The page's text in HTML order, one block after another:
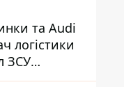
та Audi
логістики
ЗСУ